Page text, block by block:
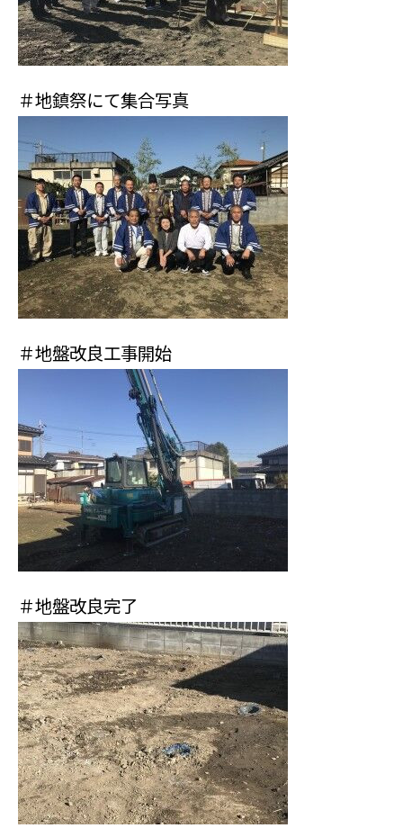
＃地鎮祭にて集合写真
＃地盤改良工事開始
＃地盤改良完了